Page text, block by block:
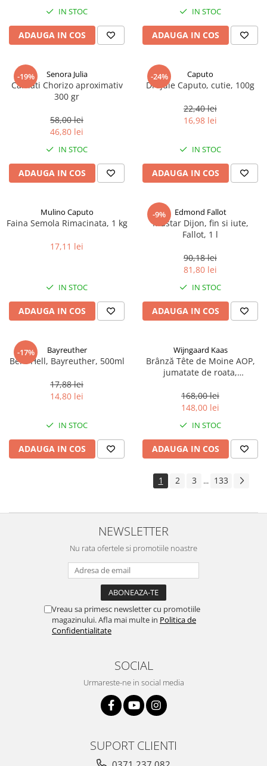
IN STOC
ADAUGA IN COS
IN STOC
ADAUGA IN COS
-19% Senora Julia
Carnati Chorizo aproximativ
300 gr
58,00 lei
46,80 lei
IN STOC
ADAUGA IN COS
-24% Caputo
Drojdie Caputo, cutie, 100g
22,40 lei
16,98 lei
IN STOC
ADAUGA IN COS
Mulino Caputo
Faina Semola Rimacinata, 1 kg
17,11 lei
IN STOC
ADAUGA IN COS
-9% Edmond Fallot
Mustar Dijon, fin si iute,
Fallot, 1 l
90,18 lei
81,80 lei
IN STOC
ADAUGA IN COS
-17% Bayreuther
Bere Hell, Bayreuther, 500ml
17,88 lei
14,80 lei
IN STOC
ADAUGA IN COS
Wijngaard Kaas
Brânză Tête de Moine AOP,
jumatate de roata,
168,00 lei
148,00 lei
IN STOC
ADAUGA IN COS
1 2 3 ... 133
NEWSLETTER
Nu rata ofertele si promotiile noastre
Vreau sa primesc newsletter cu promotiile
magazinului. Afla mai multe in Politica de
Confidentialitate
SOCIAL
Urmareste-ne in social media
SUPORT CLIENTI